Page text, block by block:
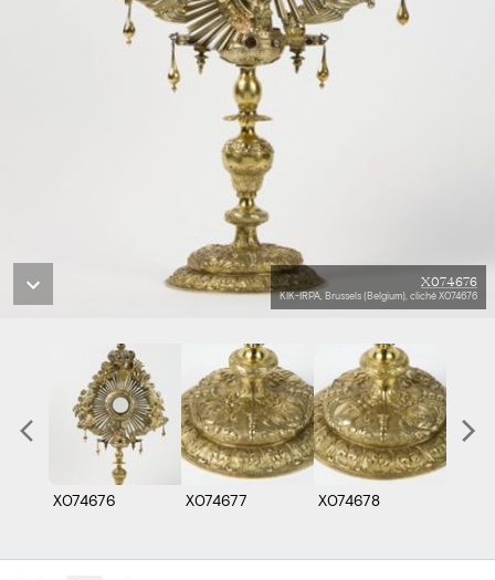
X074676
KIK-IRPA, Brussels (Belgium), cliché X074676
X074676 X074677 X074678